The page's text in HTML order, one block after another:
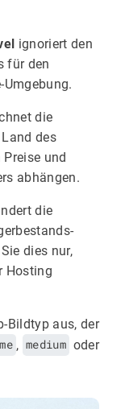
ignoriert den
für den
die
des
und
abhängen.
die
dies nur,
Hosting
Bildtyp aus, der
, medium oder